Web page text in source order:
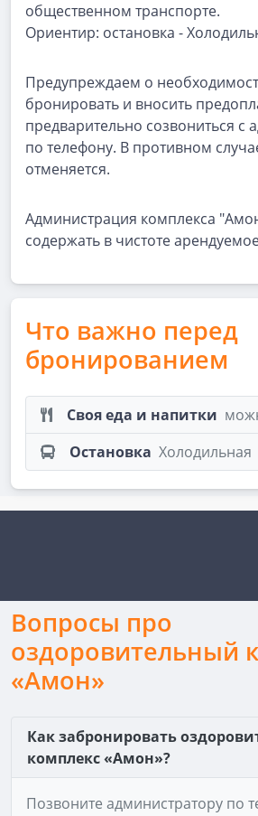
общественном транспорте.
Ориентир: остановка -
Предупреждаем о
бронировать и вносить
предварительно созвониться с
по телефону. В противном
отменяется.
Администрация комплекса
содержать в чистоте
Что важно перед
бронированием
Своя еда и напитки
Остановка Холодильная
Вопросы про
оздоровительный
«Амон»
Как забронировать
комплекс «Амон»?
Позвоните администратору по